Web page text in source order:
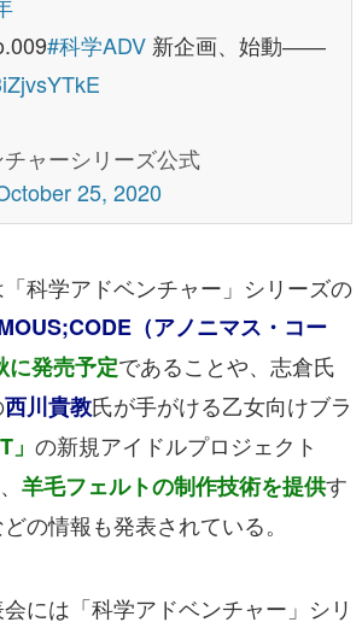
#科学ADV 新企画、始動――
ャーシリーズ公式
25, 2020
学アドベンチャー」シリーズの
（アノニマス・コー
に発売予定であることや、志倉氏
西川貴教氏が手がける乙女向けブラ
の新規アイドルプロジェクト
、 羊毛フェルトの制作技術を提供す
の情報も発表されている。
には「科学アドベンチャー」シリ